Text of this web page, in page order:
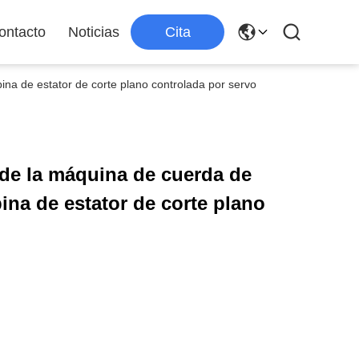
Noticias Cita
de estator de corte plano controlada por servo
la máquina de cuerda de
de estator de corte plano